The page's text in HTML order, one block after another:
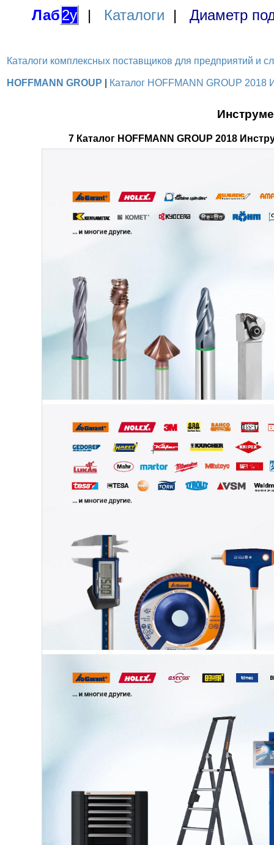
Лаб2у | Каталоги | Диаметр
Каталоги комплексных поставщиков для предприятий и
HOFFMANN GROUP Каталог HOFFMANN GROUP 2018
7 Каталог HOFFMANN GROUP 2018